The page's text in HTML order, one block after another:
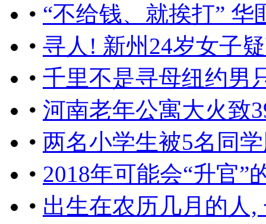
• “不给钱、就挨打”
• 寻人! 新州24岁女子
• 千里不是寻母纽约男
• 河南老年公寓大火致
• 两名小学生被5名同
• 2018年可能会“升官”
• 出生在农历几月的人